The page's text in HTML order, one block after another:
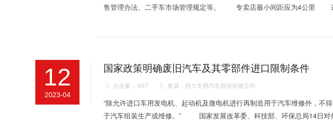
售管理办法、二手车市场管理规定等。 专卖店最小间距应为4公里
12
2023-04
国家政策明确废旧汽车及其零部件进口限制条件
 点击量： 657  来源：程力专用汽车股份有限公司
“除允许进口车用发电机、起动机及微电机进行再制造用于汽车维修外，不
于汽车组装生产或维修。” 国家发展改革委、科技部、环保总局14日对